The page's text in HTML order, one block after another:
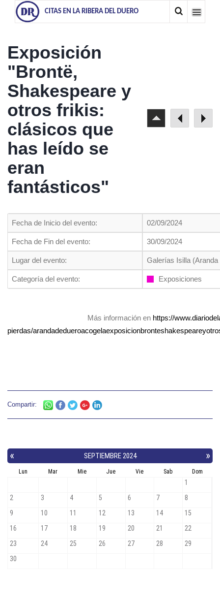
CITAS EN LA RIBERA DEL DUERO
Exposición
"Brontë,
Shakespeare y
otros frikis:
clásicos que
has leído se
eran
fantásticos"
Fecha de Inicio del evento: 02/09/2024
Fecha de Fin del evento: 30/09/2024
Lugar del evento: Galerías Isilla (Aranda
Categoría del evento: Exposiciones
Más información enhttps://
pierdas/
Compartir: